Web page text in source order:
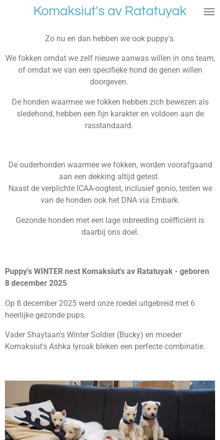
hoofdinhoud
Komaksiut's av Ratatuyak
Zo nu en dan hebben we ook puppy's.
We fokken omdat we zelf nieuwe aanwas willen in ons team,
of omdat we van een specifieke hond de genen willen
doorgeven.
De honden waarmee we fokken hebben zich bewezen als
sledehond, hebben een fijn karakter en voldoen aan de
rasstandaard.
De ouderhonden waarmee we fokken, worden voorafgaand
aan een dekking altijd getest.
Naast de verplichte ICAA-oogtest, inclusief gonio, testen we
van de honden ook het DNA via Embark.
Gezonde honden met een lage inbreeding coëfficiënt is
daarbij ons doel.
Puppy's WINTER nest Komaksiut's av Ratatuyak - geboren
8 december 2025
Op 8 december 2025 werd onze roedel uitgebreid met 6
heerlijke gezonde pups.
Vader Shaytaan's Winter Soldier (Bucky) en moeder
Komaksiut's Ashka Iyroak bleken een perfecte combinatie.